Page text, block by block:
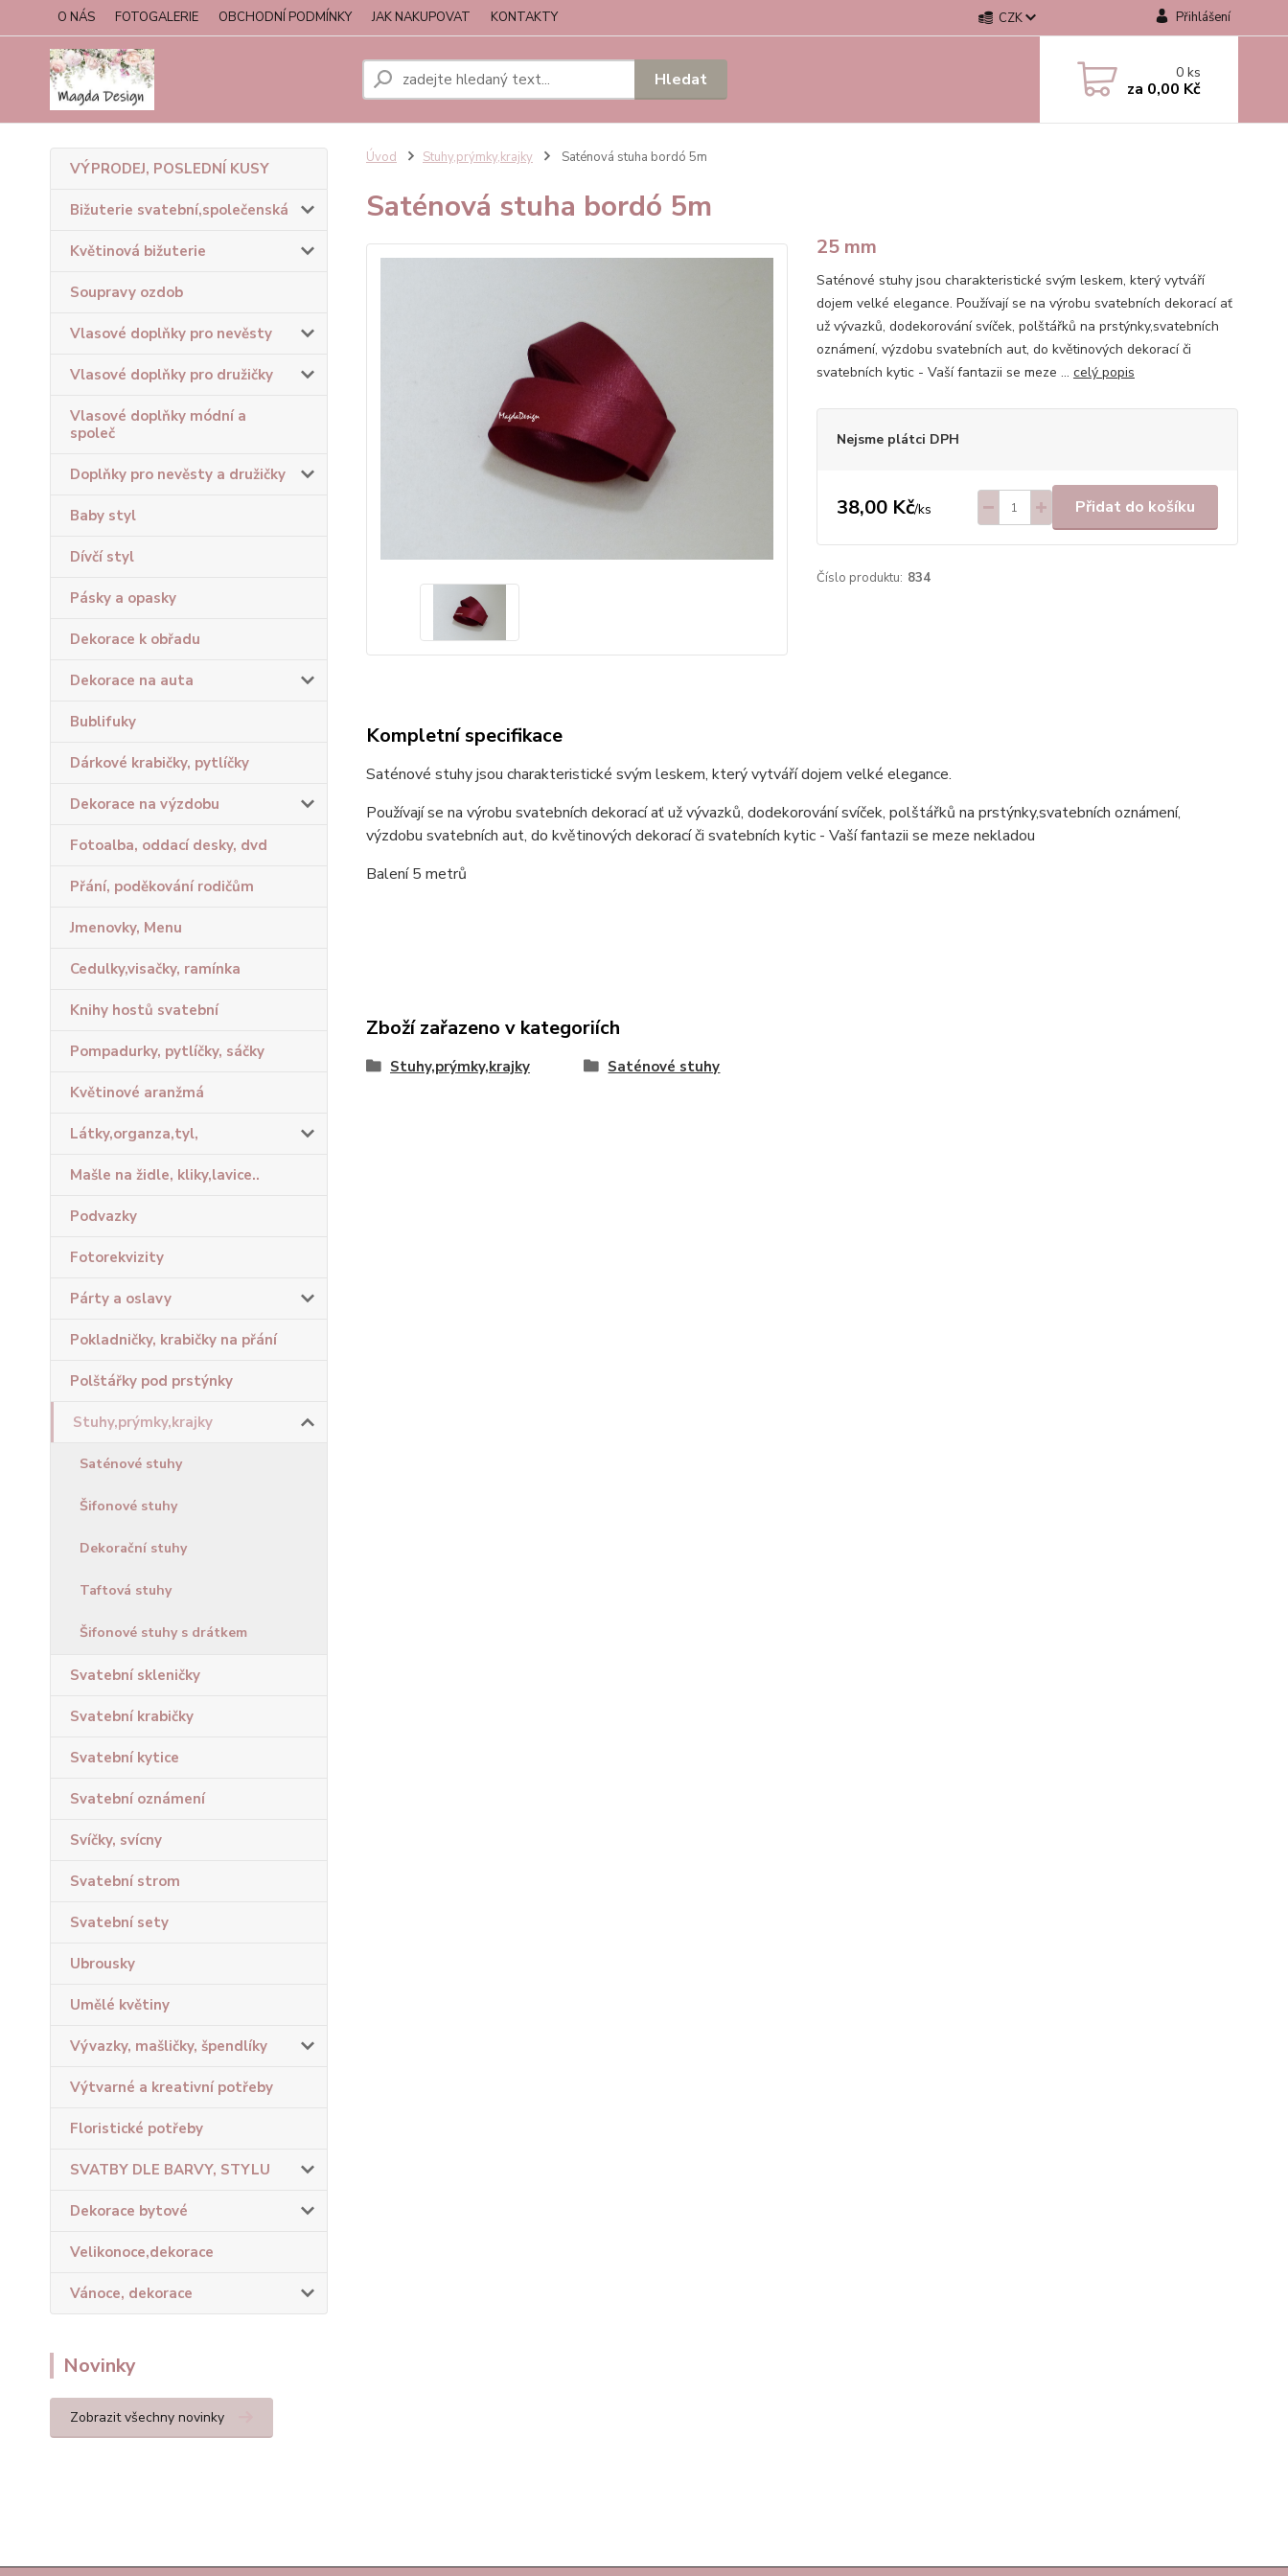
O NÁS FOTOGALERIE OBCHODNÍ PODMÍNKY JAK NAKUPOVAT KONTAKTY CZK Přihlášení
Hledat 0ks
za 0,00 Kč
VÝPRODEJ, POSLEDNÍ KUSY
Bižuterie svatební,společenská
Květinová bižuterie
Soupravy ozdob
Vlasové doplňky pro nevěsty
Vlasové doplňky pro družičky
Vlasové doplňky módní a
společ
Doplňky pro nevěsty a družičky
Baby styl
Dívčí styl
Pásky a opasky
Dekorace k obřadu
Dekorace na auta
Bublifuky
Dárkové krabičky, pytlíčky
Dekorace na výzdobu
Fotoalba, oddací desky, dvd
Přání, poděkování rodičům
Jmenovky, Menu
Cedulky,visačky, ramínka
Knihy hostů svatební
Pompadurky, pytlíčky, sáčky
Květinové aranžmá
Látky,organza,tyl,
Mašle na židle, kliky,lavice..
Podvazky
Fotorekvizity
Párty a oslavy
Pokladničky, krabičky na přání
Polštářky pod prstýnky
Stuhy,prýmky,krajky
Saténové stuhy
Šifonové stuhy
Dekorační stuhy
Taftová stuhy
Šifonové stuhy s drátkem
Svatební skleničky
Svatební krabičky
Svatební kytice
Svatební oznámení
Svíčky, svícny
Svatební strom
Svatební sety
Ubrousky
Umělé květiny
Vývazky, mašličky, špendlíky
Výtvarné a kreativní potřeby
Floristické potřeby
SVATBY DLE BARVY, STYLU
Dekorace bytové
Velikonoce,dekorace
Vánoce, dekorace
Novinky
Zobrazit všechny novinky
Úvod Stuhy,prýmky,krajky Saténová stuha bordó 5m
Saténová stuha bordó 5m
25 mm
Saténové stuhy jsou charakteristické svým leskem, který vytváří
dojem velké elegance. Používají se na výrobu svatebních dekorací ať
už vývazků, dodekorování svíček, polštářků na prstýnky,svatebních
oznámení, výzdobu svatebních aut, do květinových dekorací či
svatebních kytic - Vaší fantazii se meze ... celý popis
Nejsme plátci DPH
38,00 Kč/ks Přidat do košíku
Číslo produktu: 834
Kompletní specifikace
Saténové stuhy jsou charakteristické svým leskem, který vytváří dojem velké elegance.
Používají se na výrobu svatebních dekorací ať už vývazků, dodekorování svíček, polštářků na prstýnky,svatebních oznámení,
výzdobu svatebních aut, do květinových dekorací či svatebních kytic - Vaší fantazii se meze nekladou
Balení 5 metrů
Zboží zařazeno v kategoriích
Stuhy,prýmky,krajky Saténové stuhy